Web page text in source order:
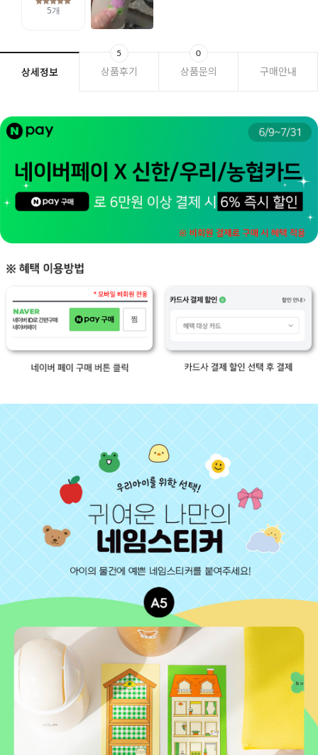
상세정보 상품후기
5
상품문의
0
구매안내